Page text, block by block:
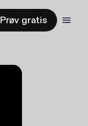
Prøv gratis